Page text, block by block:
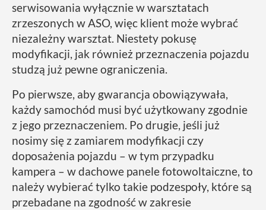
serwisowania wyłącznie w warsztatach
zrzeszonych w ASO, więc klient może wybrać
niezależny warsztat. Niestety pokusę
modyfikacji, jak również przeznaczenia pojazdu
studzą już pewne ograniczenia.
Po pierwsze, aby gwarancja obowiązywała,
każdy samochód musi być użytkowany zgodnie
z jego przeznaczeniem. Po drugie, jeśli już
nosimy się z zamiarem modyfikacji czy
doposażenia pojazdu – w tym przypadku
kampera – w dachowe panele fotowoltaiczne, to
należy wybierać tylko takie podzespoły, które są
przebadane na zgodność w zakresie